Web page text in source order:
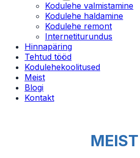
Kodulehe valmistamine
Kodulehe haldamine
Kodulehe remont
Internetiturundus
Hinnapäring
Tehtud tööd
Kodulehekoolitused
Meist
Blogi
Kontakt
MEIST